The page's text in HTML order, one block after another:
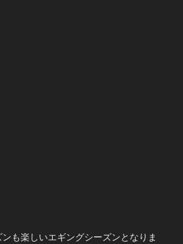
も楽しいエギングシーズンとなりま